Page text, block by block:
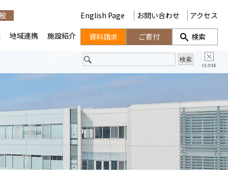
地域連携 施設紹介
English Page お問い合わせ アクセス
資料請求 ご寄付 検索